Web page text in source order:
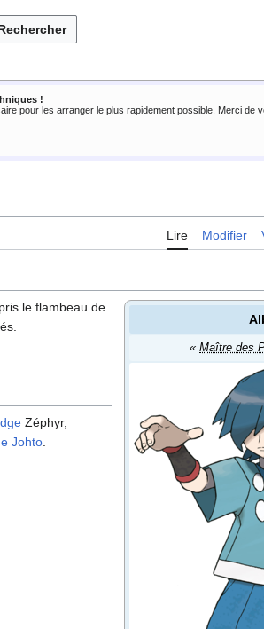
!
pour les arranger le plus rapidement possible. Merci de
Lire Modifier
« Maître des
le flambeau de
Zéphyr,
Johto